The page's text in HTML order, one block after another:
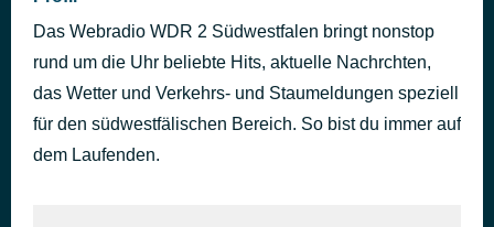
Stargazing
Myles Smith
Knockin' on Heaven's Door
vor 3 Tagen
Das Webradio WDR 2 Südwestfalen bringt nonstop
rund um die Uhr beliebte Hits, aktuelle Nachrchten,
das Wetter und Verkehrs- und Staumeldungen speziell
für den südwestfälischen Bereich. So bist du immer auf
dem Laufenden.